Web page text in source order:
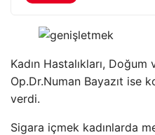
Kadın Hastalıkları, Doğum
Op.Dr.Numan Bayazıt ise
verdi.
Sigara içmek kadınlarda